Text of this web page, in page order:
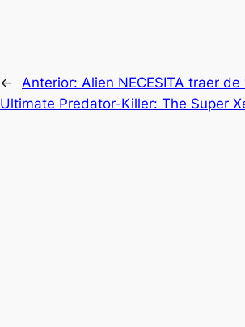
← Anterior: Alien NECESITA traer
Ultimate Predator-Killer: The Super